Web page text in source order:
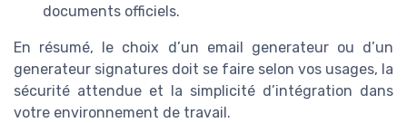
documents officiels.
En résumé, le choix d’un email generateur ou d’un
generateur signatures doit se faire selon vos usages, la
sécurité attendue et la simplicité d’intégration dans
votre environnement de travail.